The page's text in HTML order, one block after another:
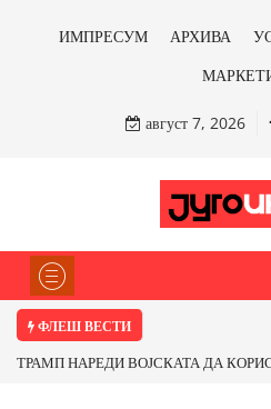
ИМПРЕСУМ АРХИВА
август 7, 2026
ФЛЕШ ВЕСТИ
ТРАМП НАРЕДИ ВОЈСКАТА ДА